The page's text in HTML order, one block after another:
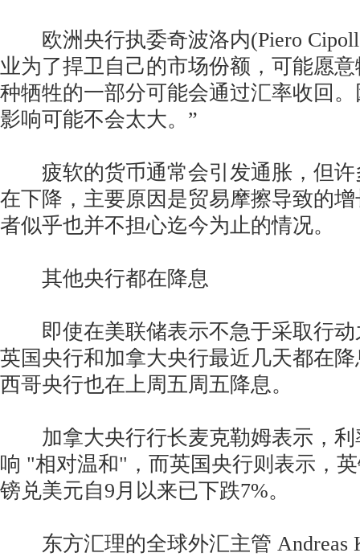
欧洲央行执委奇波洛内(Piero
业为了捍卫自己的市场份额，可能愿
种牺牲的一部分可能会通过汇率收回
影响可能不会太大。”
疲软的货币通常会引发通胀，但许
在下降，主要原因是贸易摩擦导致的
者似乎也并不担心迄今为止的情况。
其他央行都在降息
即使在美联储表示不急于采取行动
英国央行和加拿大央行最近几天都在
西哥央行也在上周五周五降息。
加拿大央行行长麦克勒姆表示，利
响 "相对温和"，而英国央行则表示，
镑兑美元自9月以来已下跌7%。
东方汇理的全球外汇主管 Andreas